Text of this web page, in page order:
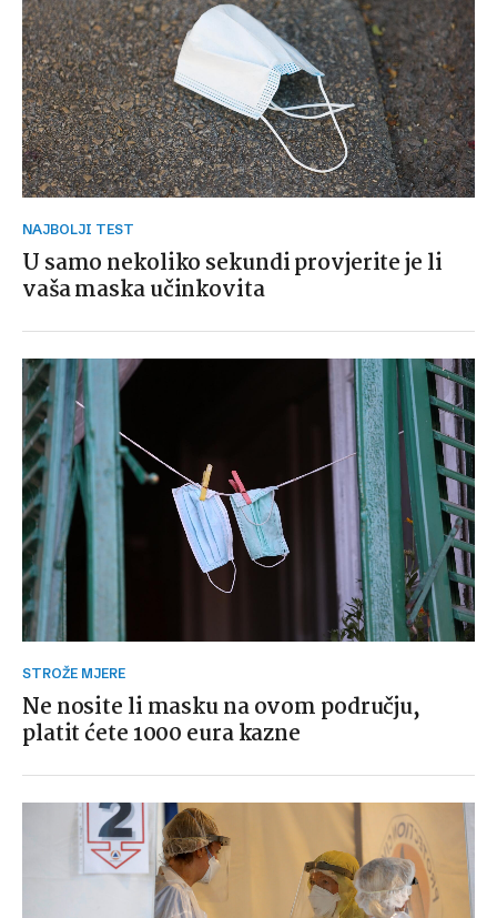
NAJBOLJI TEST
U samo nekoliko sekundi provjerite je li
vaša maska učinkovita
STROŽE MJERE
Ne nosite li masku na ovom području,
platit ćete 1000 eura kazne